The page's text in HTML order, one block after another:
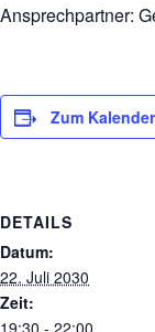
Ansprechpartner:
Zum
DETAILS
Datum:
22. Juli 2030
Zeit: